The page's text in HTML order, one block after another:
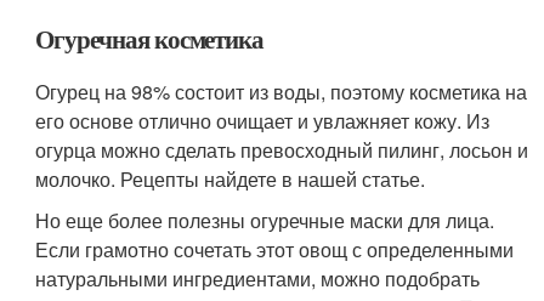
Огуречная косметика
Огурец на 98% состоит из воды, поэтому косметика на
его основе отлично очищает и увлажняет кожу. Из
огурца можно сделать превосходный пилинг, лосьон и
молочко. Рецепты найдете в нашей статье.
Но еще более полезны огуречные маски для лица.
Если грамотно сочетать этот овощ с определенными
натуральными ингредиентами, можно подобрать